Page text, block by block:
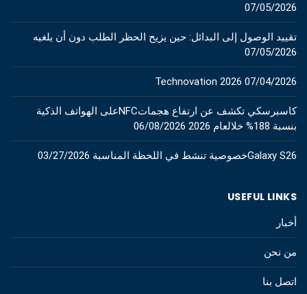
07/05/2026
تقييد الوصول إلى البدائل: حين يزيح الحظر الطلب دون أن يلغيه
07/05/2026
Technovation 2026 07/04/2026
كاسبرسكي تكشف عن ارتفاع هجماتNFCعلى الهواتف الذكية
بنسبة 188% خلالعام 2026
06/08/2026
Galaxy S26خصوصية تنشط في اللحظة المناسبة 03/27/2026
USEFUL LINKS
أخبار
من نحن
اتصل بنا